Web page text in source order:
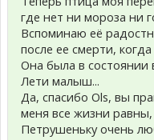
где нет ни мороза ни
Вспоминаю её
после ее смерти,
Она была в состоянии
Лети малыш...
Да, спасибо Ols, вы
меня все жизни
Петрушеньку очень